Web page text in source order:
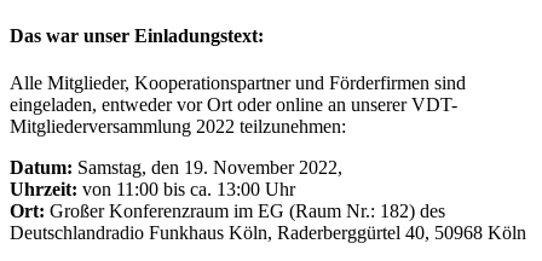
Das war unser Einladungstext:
Alle Mitglieder, Kooperationspartner und Förderfirmen sind
eingeladen, entweder vor Ort oder online an unserer VDT-
Mitgliederversammlung 2022 teilzunehmen:
Datum: Samstag, den 19. November 2022,
Uhrzeit: von 11:00 bis ca. 13:00 Uhr
Ort: Großer Konferenzraum im EG (Raum Nr.: 182) des
Deutschlandradio Funkhaus Köln, Raderberggürtel 40, 50968 Köln